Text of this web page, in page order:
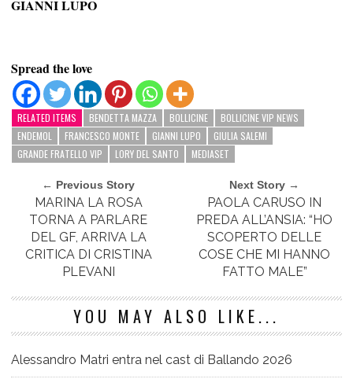
GIANNI LUPO
Spread the love
RELATED ITEMS BENDETTA MAZZA BOLLICINE
BOLLICINE VIP NEWS
ENDEMOL
FRANCESCO MONTE GIANNI LUPO
GIULIA SALEMI
GRANDE FRATELLO VIP
LORY DEL SANTO MEDIASET
← Previous Story
MARINA LA ROSA
TORNA A PARLARE
DEL GF, ARRIVA LA
CRITICA DI CRISTINA
PLEVANI
Next Story →
PAOLA CARUSO IN
PREDA ALL’ANSIA: “HO
SCOPERTO DELLE
COSE CHE MI HANNO
FATTO MALE”
YOU MAY ALSO LIKE...
Alessandro Matri entra nel cast di Ballando 2026